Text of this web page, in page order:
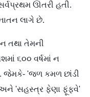
ઊતરી હતી.
લાગે છે.
તથા તેમની
૬૦૦ વર્ષમાં ન
જેમકે- 'જળ કમળ છાંડી
અને 'સહસ્ત્ર ફેણા ફૂંફવે'